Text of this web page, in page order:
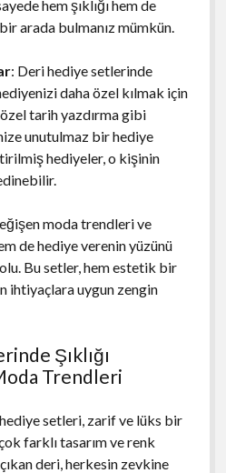
hem şıklığı hem de
arada bulmanız mümkün.
: Deri hediye setlerinde
daha özel kılmak için
tarih yazdırma gibi
unutulmaz bir hediye
hediyeler, o kişinin
moda trendleri ve
de hediye verenin yüzünü
Bu setler, hem estetik bir
ihtiyaçlara uygun zengin
Şıklığı
Trendleri
setleri, zarif ve lüks bir
farklı tasarım ve renk
deri, herkesin zevkine